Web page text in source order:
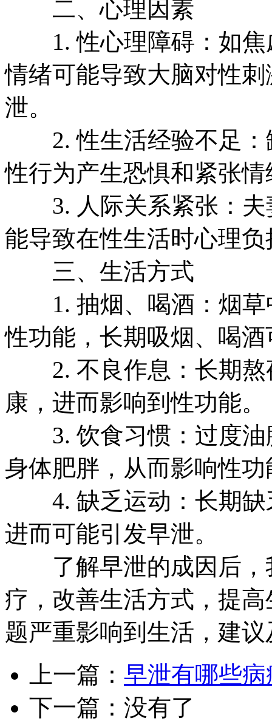
二、心理因素
1. 性心理障碍：如焦
情绪可能导致大脑对性
泄。
2. 性生活经验不足：
性行为产生恐惧和紧张
3. 人际关系紧张：夫
能导致在性生活时心理
三、生活方式
1. 抽烟、喝酒：烟草
性功能，长期吸烟、喝
2. 不良作息：长期熬
康，进而影响到性功能。
3. 饮食习惯：过度油
身体肥胖，从而影响性功
4. 缺乏运动：长期缺
进而可能引发早泄。
了解早泄的成因后，
疗，改善生活方式，提
题严重影响到生活，建
上一篇： 早泄有哪些病
下一篇：没有了